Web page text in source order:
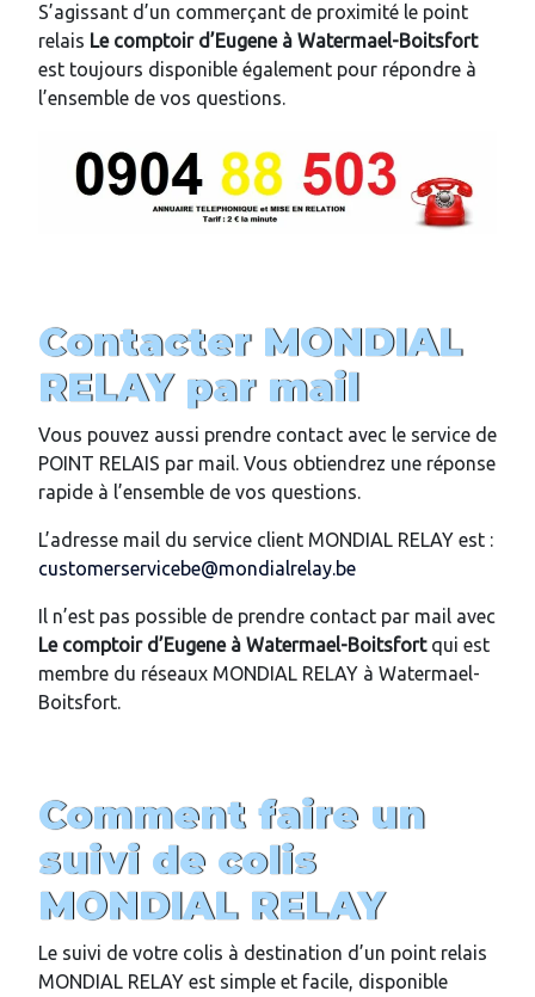
S’agissant d’un commerçant de proximité le point
relais Le comptoir d’Eugeneà Watermael-Boitsfort
est toujours disponible également pour répondre à
l’ensemble de vos questions.
Contacter MONDIAL
RELAY par mail
Vous pouvez aussi prendre contact avec le service de
POINT RELAIS par mail. Vous obtiendrez une réponse
rapide à l’ensemble de vos questions.
L’adresse mail du service client MONDIAL RELAY est :
customerservicebe@mondialrelay.be
Il n’est pas possible de prendre contact par mail avec
Le comptoir d’Eugeneà Watermael-Boitsfortqui est
membre du réseaux MONDIAL RELAY à Watermael-
Boitsfort.
Comment faire un
suivi de colis
MONDIAL RELAY
Le suivi de votre colis à destination d’un point relais
MONDIAL RELAY est simple et facile, disponible